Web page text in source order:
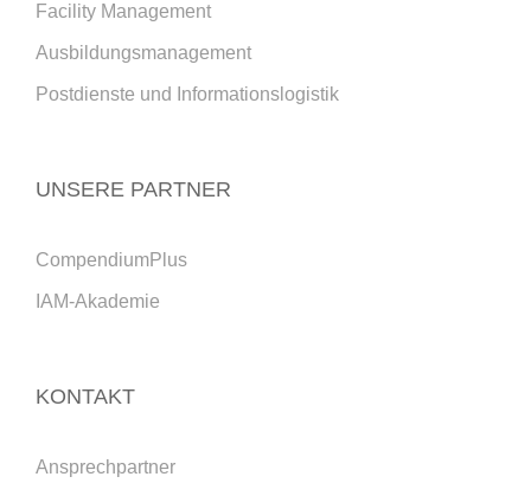
Facility Management
Ausbildungsmanagement
Postdienste und Informationslogistik
UNSERE PARTNER
CompendiumPlus
IAM-Akademie
KONTAKT
Ansprechpartner